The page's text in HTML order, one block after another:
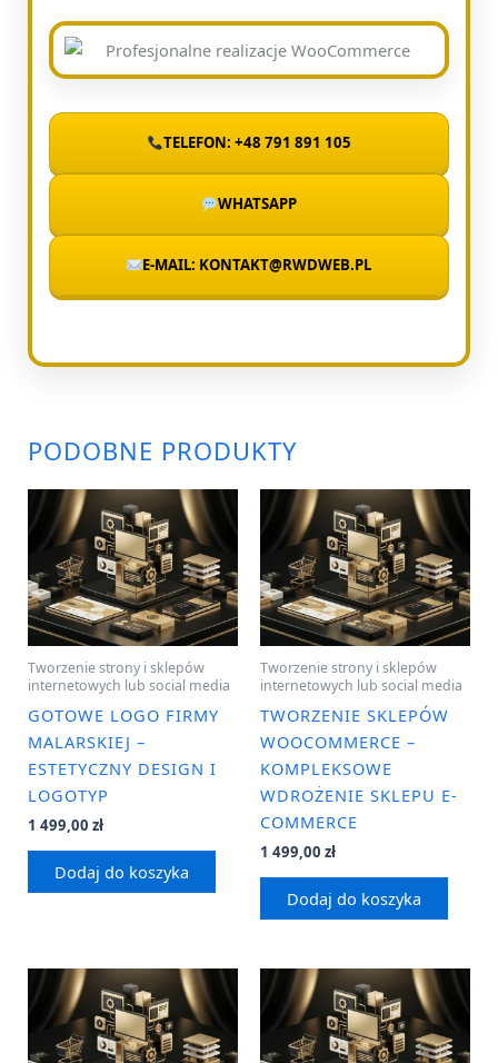
TELEFON: +48 791 891 105
WHATSAPP
E-MAIL: KONTAKT@RWDWEB.PL
PODOBNE PRODUKTY
Tworzenie strony i sklepów
internetowych lub social media
GOTOWE LOGO FIRMY
MALARSKIEJ –
ESTETYCZNY DESIGN I
LOGOTYP
1 499,00 zł
Dodaj do koszyka
Tworzenie strony i sklepów
internetowych lub social media
TWORZENIE SKLEPÓW
WOOCOMMERCE –
KOMPLEKSOWE
WDROŻENIE SKLEPU E-
COMMERCE
1 499,00 zł
Dodaj do koszyka